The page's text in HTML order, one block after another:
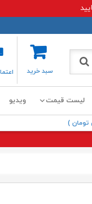
سبد خرید
لیست قیمت ویدیو